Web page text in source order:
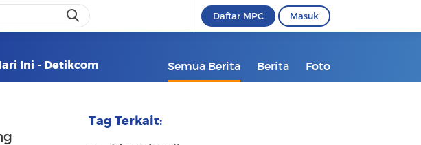
Daftar MPC Masuk
Ini - Detikcom Semua Berita Berita Foto
Tag Terkait: